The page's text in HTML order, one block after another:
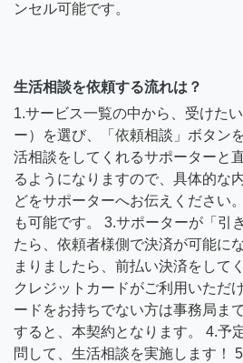
ンセル可能です。
生活相談を依頼する流れは？
1.サービス一覧の中から、受けた
ー）を選び、「依頼相談」ボタン
活相談をしてくれるサポーターと
るようになりますので、具体的な
どをサポーターへお伝えください
も可能です。 3.サポーターが「引
たら、依頼者様側で決済が可能に
まりましたら、前払い決済をして
クレジットカードがご利用いただ
ードをお持ちでない方は事務局ま
すると、本契約となります。 4.予
問して、生活相談を実施します！